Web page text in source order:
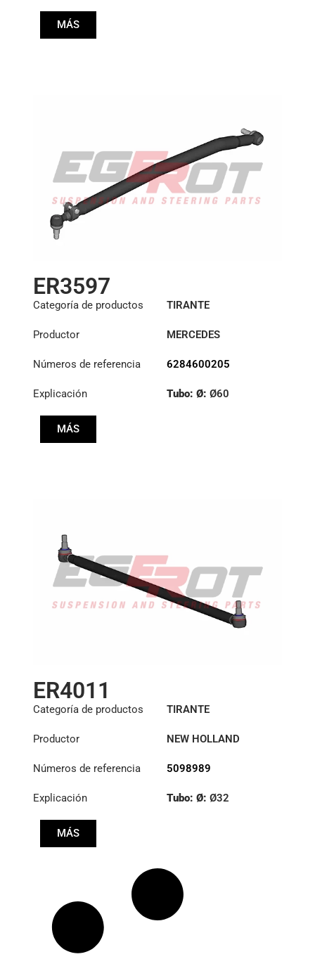
MÁS
ER3597
Categoría de productos TIRANTE
Productor MERCEDES
Números de referencia 6284600205
Explicación Tubo: Ø: Ø60
MÁS
ER4011
Categoría de productos TIRANTE
Productor NEW HOLLAND
Números de referencia 5098989
Explicación Tubo: Ø: Ø32
MÁS